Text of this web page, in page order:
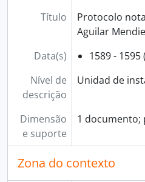
[Série]
[Série]
[Série]
[Série] LÓPEZ,
[Série]
[Série]
[Série]
[Série]
Título
Protocolo
Aguilar
Data(s)
1589 -
Nível de
descrição
Unidad de
Dimensão
e suporte
1 documento;
Zona do contexto